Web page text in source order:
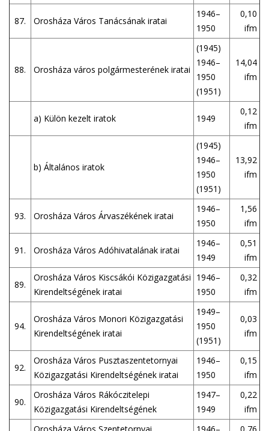
87. Orosháza Város Tanácsának iratai
1946–
1950
0,10
ifm
88. Orosháza város polgármesterének iratai
(1945)
1946–
1950
(1951)
14,04
ifm
a) Külön kezelt iratok 1949
0,12
ifm
b) Általános iratok
(1945)
1946–
1950
(1951)
13,92
ifm
93. Orosháza Város Árvaszékének iratai
1946–
1950
1,56
ifm
91. Orosháza Város Adóhivatalának iratai
1946–
1949
0,51
ifm
89.
Orosháza Város Kiscsákói Közigazgatási
Kirendeltségének iratai
1946–
1950
0,32
ifm
94.
Orosháza Város Monori Közigazgatási
Kirendeltségének iratai
1949–
1950
(1951)
0,03
ifm
92.
Orosháza Város Pusztaszentetornyai
Közigazgatási Kirendeltségének iratai
1946–
1950
0,15
ifm
90.
Orosháza Város Rákóczitelepi
Közigazgatási Kirendeltségének
1947–
1949
0,22
ifm